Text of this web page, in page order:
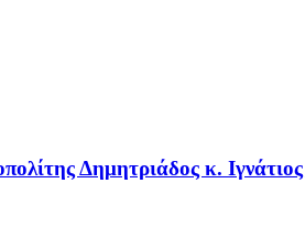
Δημητριάδος κ.